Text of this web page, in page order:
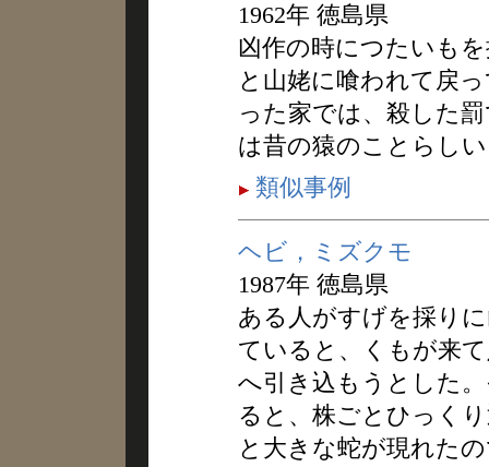
1962年 徳島県
凶作の時につたいも
と山姥に喰われて戻
った家では、殺した
は昔の猿のことらし
類似事例
ヘビ，ミズクモ
1987年 徳島県
ある人がすげを採り
ていると、くもが来
へ引き込もうとした
ると、株ごとひっく
と大きな蛇が現れた